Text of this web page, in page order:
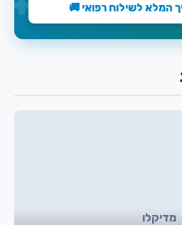
המלא לשילוח רפואי 🚚
מדיקלו